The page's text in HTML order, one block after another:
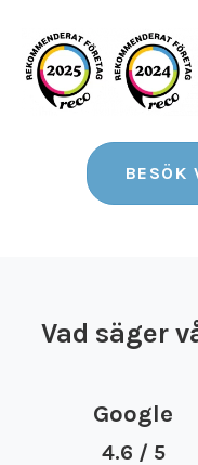
BESÖK
Vad säger
Google
4.6 / 5